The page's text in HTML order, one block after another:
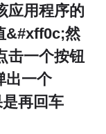
应用程序的
&#xff0c;然
击一个按钮
出一个
再回车